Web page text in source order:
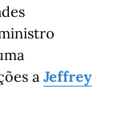
a Jeffrey